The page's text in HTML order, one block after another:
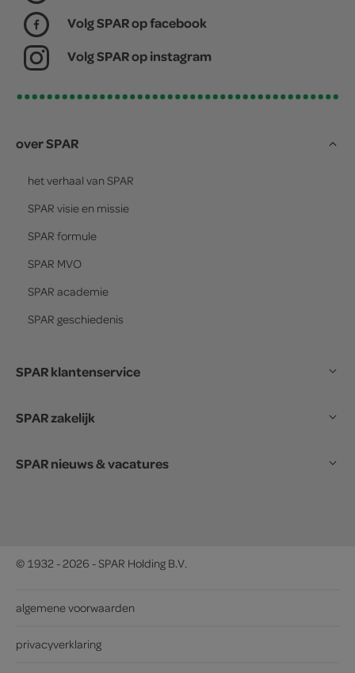
Volg SPAR op facebook
Volg SPAR op instagram
over SPAR
het verhaal van SPAR
SPAR visie en missie
SPAR formule
SPAR MVO
SPAR academie
SPAR geschiedenis
SPAR klantenservice
SPAR zakelijk
SPAR nieuws & vacatures
© 1932 - 2026 - SPAR Holding B.V.
algemene voorwaarden
privacyverklaring